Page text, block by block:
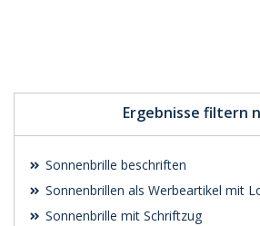
Ergebnisse filtern
Sonnenbrille beschriften
Sonnenbrillen als Werbeartikel mit
Sonnenbrille mit Schriftzug